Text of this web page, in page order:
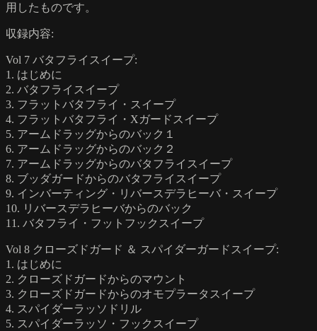
用したものです。
収録内容:
Vol 7 バタフライスイープ:
1. はじめに
2. バタフライスイープ
3. フラットバタフライ・スイープ
4. フラットバタフライ・Xガードスイープ
5. アームドラッグからのバック１
6. アームドラッグからのバック２
7. アームドラッグからのバタフライスイープ
8. ブッダガードからのバタフライスイープ
9. インバーティング・リバースデラヒーバ・スイープ
10. リバースデラヒーバからのバック
11. バタフライ・フットフックスイープ
Vol 8 クローズドガード ＆ スパイダーガードスイープ:
1. はじめに
2. クローズドガードからのマウント
3. クローズドガードからのオモプラータスイープ
4. スパイダーラッソドリル
5. スパイダーラッソ・フックスイープ